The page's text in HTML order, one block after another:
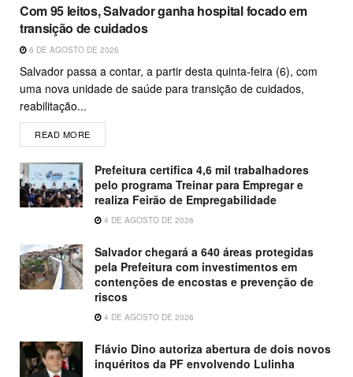
Com 95 leitos, Salvador ganha hospital focado em
transição de cuidados
6 DE AGOSTO DE 2026
Salvador passa a contar, a partir desta quinta-feira (6), com
uma nova unidade de saúde para transição de cuidados,
reabilitação...
READ MORE
Prefeitura certifica 4,6 mil trabalhadores
pelo programa Treinar para Empregar e
realiza Feirão de Empregabilidade
4 DE AGOSTO DE 2026
Salvador chegará a 640 áreas protegidas
pela Prefeitura com investimentos em
contenções de encostas e prevenção de
riscos
4 DE AGOSTO DE 2026
Flávio Dino autoriza abertura de dois novos
inquéritos da PF envolvendo Lulinha